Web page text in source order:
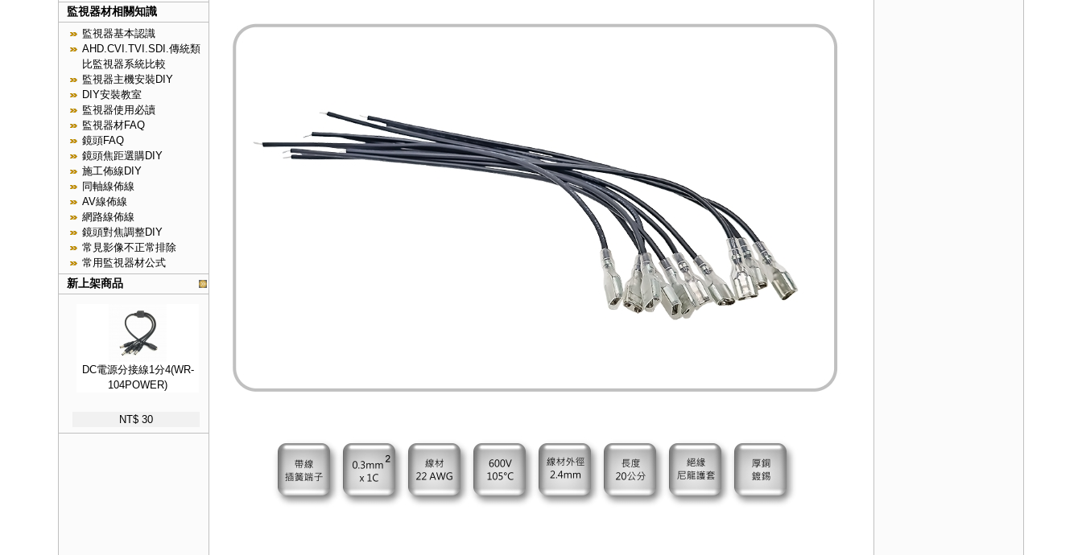
監視器材相關知識
監視器基本認識
AHD.CVI.TVI.SDI.傳統類
比監視器系統比較
監視器主機安裝DIY
DIY安裝教室
監視器使用必讀
監視器材FAQ
鏡頭FAQ
鏡頭焦距選購DIY
施工佈線DIY
同軸線佈線
AV線佈線
網路線佈線
鏡頭對焦調整DIY
常見影像不正常排除
常用監視器材公式
新上架商品
DC電源分接線1分4(WR-
104POWER)
NT$ 30